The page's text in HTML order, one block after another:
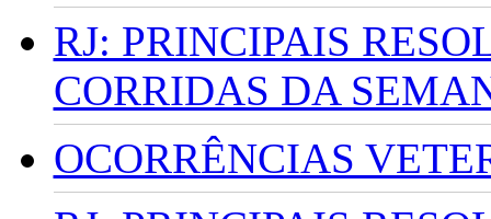
RJ: PRINCIPAIS
CORRIDAS DA
OCORRÊNCIAS